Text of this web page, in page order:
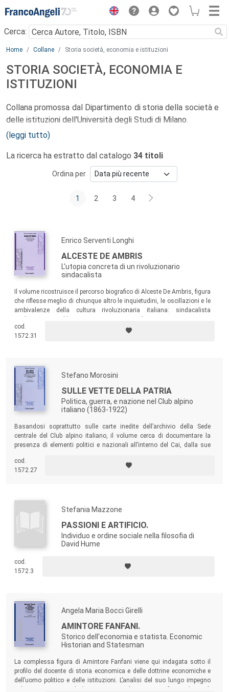
Menu
Cerca:
Main content
Home Collane Storia società, economia e istituzioni
STORIA SOCIETÀ, ECONOMIA E
ISTITUZIONI
Collana promossa dal Dipartimento di storia della società e
delle istituzioni dell'Università degli Studi di Milano.
ospita al proprio interno, per naturale vocazione, una grande
varietà di indirizzi e temi di ricerca; vi rientrano «domande »
storiche situate lungo l'arco - di straordinaria densità
problematica - che sta fra l'età medievale e la
complementari.
Un primo punto riguarda la dimensione più strutturata ed
istituzionale della storia: Stati, apparati burocratici,
strutture giuridiche, relazioni internazionali e vicende
macroeconomiche con prevalente interesse per i temi
dell'antico regime e della modernizzazione, che
costituiscono oramai, come è noto, una sorta di snodo
cruciale del percorso della ricerca storica. Ma il
Dipartimento riserva significativa attenzione a quella
dimensione più fluida, quotidiana e corale del vivere che può
nella storia d'impresa.
Va da sé che la Collana non pretende di «dire tutto», né di
rendere esaustivamente conto dei «lavori in corso», magari
sacrificando a un'immagine forzatamente unitaria e
monocorde il libero dispiegarsi di vocazioni che connota la
ricerca. Ambisce invece a proporsi come vetrina e talvolta
«manifesto» di alcune tematiche «forti» intorno a cui si
aggrega l'impegno del Dipartimento ma anche il più
generale interesse della comunità scientifica cui la Collana
credere di potersi anche rivolgere a un più vasto pubblico,
nella convinzione che - come dialogo incessante fra
passato e presente - la storia possieda, talvolta a dispetto
dei suoi stessi «officianti», una peculiare vocazione al
dialogo con tutti gli attori e gli aspetti dell'esperienza
umana.
(leggi tutto)
La ricerca ha estratto dal catalogo 34 titoli
Ordina per
1 2 3 4
Enrico Serventi Longhi
ALCESTE DE AMBRIS
L'utopia concreta di un rivoluzionario
sindacalista
Il volume ricostruisce il percorso biografico di Alceste De Ambris, figura
che riflesse meglio di chiunque altro le inquietudini, le oscillazioni e le
ambivalenze della cultura rivoluzionaria italiana: sindacalista
sansepolcrista, dannunziano, legionario, antifascista, massone,
quattro volte esule in terra straniera...
cod.
1572.31
Stefano Morosini
SULLE VETTE DELLA PATRIA
Politica, guerra, e nazione nel Club alpino
italiano (1863-1922)
Basandosi soprattutto sulle carte inedite dell’archivio della Sede
centrale del Club alpino italiano, il volume cerca di documentare la
presenza di elementi politici e nazionali all’interno del Cai, dalla sue
dell’Impero Austro-Ungarico, al primo dopoguerra, quando assumerà
un ruolo di presidio nazionale dei confini, passando per le vicende della
cod.
1572.27
Stefania Mazzone
PASSIONI E ARTIFICIO.
Individuo e ordine sociale nella filosofia di
David Hume
cod.
1572.3
Angela Maria Bocci Girelli
AMINTORE FANFANI.
Storico dell'economia e statista. Economic
Historian and Statesman
La complessa figura di Amintore Fanfani viene qui indagata sotto il
profilo del docente di storia economica e delle dottrine economiche e
dell’uomo politico e delle istituzioni. L’analisi del suo lungo impegno